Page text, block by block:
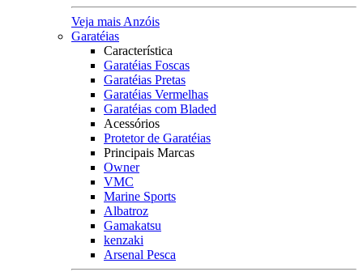
Veja mais Anzóis
Garatéias
Característica
Garatéias Foscas
Garatéias Pretas
Garatéias Vermelhas
Garatéias com Bladed
Acessórios
Protetor de Garatéias
Principais Marcas
Owner
VMC
Marine Sports
Albatroz
Gamakatsu
kenzaki
Arsenal Pesca